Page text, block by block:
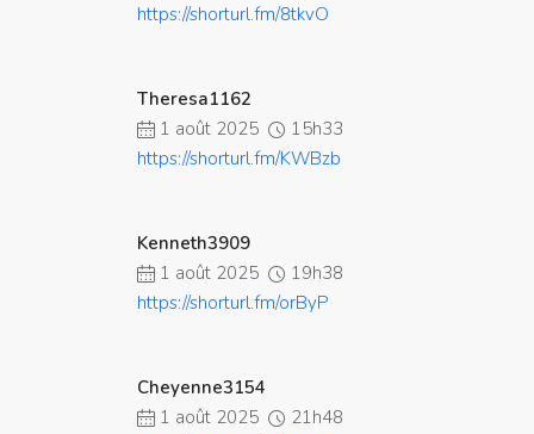
https://shorturl.fm/8tkvO
Theresa1162
1 août 2025
15h33
https://shorturl.fm/KWBzb
Kenneth3909
1 août 2025
19h38
https://shorturl.fm/orByP
Cheyenne3154
1 août 2025
21h48